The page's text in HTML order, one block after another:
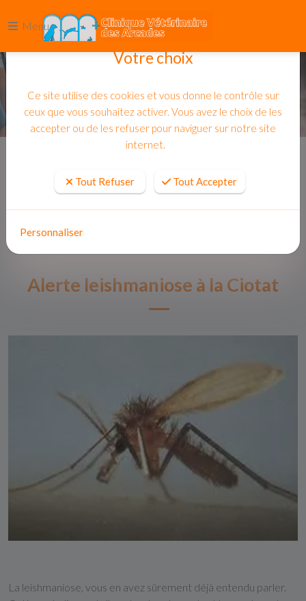
Menu
Alerte leishmaniose à la Ciotat
La leishmaniose, vous en avez sûrement déjà entendu parler.
Votre choix
Ce site utilise des cookies et vous donne le contrôle sur
ceux que vous souhaitez activer. Vous avez le choix de les
accepter ou de les refuser pour naviguer sur notre site
internet.
Tout Refuser Tout Accepter
Personnaliser